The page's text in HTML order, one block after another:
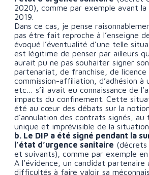
2020), comme par exemple avant la
2019.
Dans ce cas, je pense
pas être fait reproche à l’enseigne
évoqué l’éventualité d’une telle
est légitime de penser par ailleurs
aurait pu ne pas souhaiter signer
partenariat, de franchise, de licence
commission-affiliation, d’adhésion à
etc… s’il avait eu connaissance de
impacts du confinement. Cette
été au cœur des débats sur la
d’annulation des contrats signés,
unique et imprévisible de la situation
b. Le DIP a été signé pendant la
l’état d’urgence sanitaire
et suivants), comme par exemple en
A l’évidence, un candidat partenaire
difficultés à faire valoir sa